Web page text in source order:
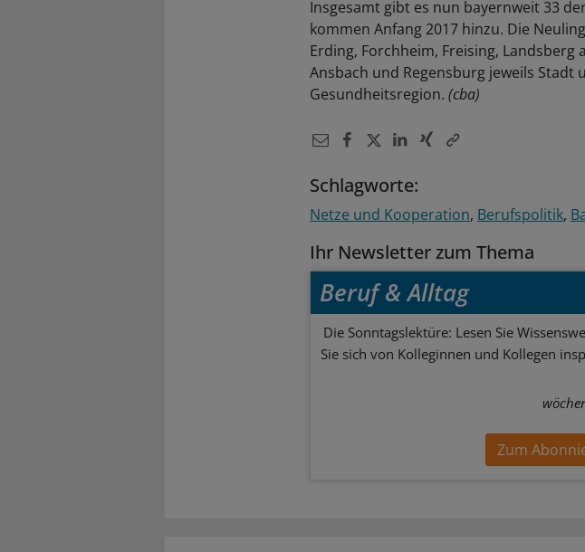
Insgesamt gibt es nun bayernweit 33
kommen Anfang 2017 hinzu. Die
Erding, Forchheim, Freising,
Ansbach und Regensburg jeweils Stadt
Gesundheitsregion. (cba)
Schlagworte:
Netze und Kooperation Berufspolitik
Ihr Newsletter zum Thema
Beruf & Alltag
Die Sonntagslektüre: Lesen Sie
Sie sich von Kolleginnen und Kollegen
Zum